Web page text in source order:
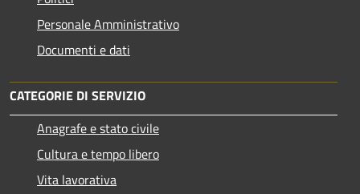
Personale Amministrativo
Documenti e dati
CATEGORIE DI SERVIZIO
Anagrafe e stato civile
Cultura e tempo libero
Vita lavorativa